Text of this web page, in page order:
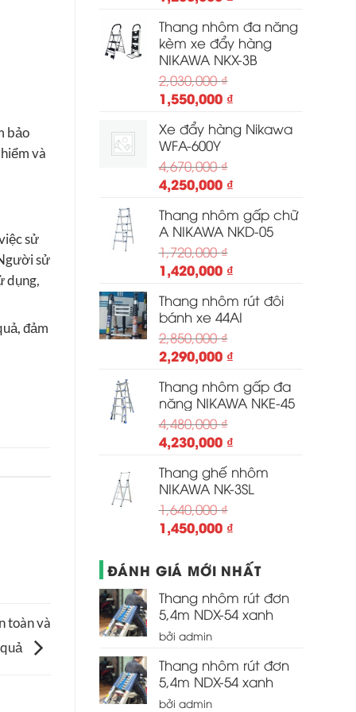
bảo
và
sử
sử
dụng,
đảm
toàn và
là:
1,550,000 ₫.
tại
là:
1,280,000 ₫.
Thang nhôm đa năng
kèm xe đẩy hàng
NIKAWA NKX-3B
2,030,000₫
Giá
là:
2,030,000 ₫.
1,550,000 ₫Giá
tại
Xe đẩy hàng Nikawa
WFA-600Y
4,670,000₫
Giá
là:
4,670,000 ₫.
4,250,000 ₫Giá
tại
là:
Thang nhôm gấp chữ
A NIKAWA NKD-05
1,720,000₫
Giá
là:
1,720,000 ₫.
1,420,000 ₫Giá
tại
là:
Thang nhôm rút đôi
bánh xe 44AI
2,850,000₫
Giá
là:
2,850,000 ₫.
2,290,000 ₫Giá
tại
là:
Thang nhôm gấp đa
năng NIKAWA NKE-45
4,480,000₫
Giá
là:
4,480,000 ₫.
4,230,000 ₫Giá
tại
là:
Thang ghế nhôm
NIKAWA NK-3SL
1,640,000₫
Giá
1,640,000 ₫.
1,450,000 ₫Giá
tại
là:
1,450,000 ₫.
ĐÁNH GIÁ MỚI NHẤT
Thang nhôm rút đơn
5,4m NDX-54 xanh
bởi admin
Thang nhôm rút đơn
5,4m NDX-54 xanh
bởi admin